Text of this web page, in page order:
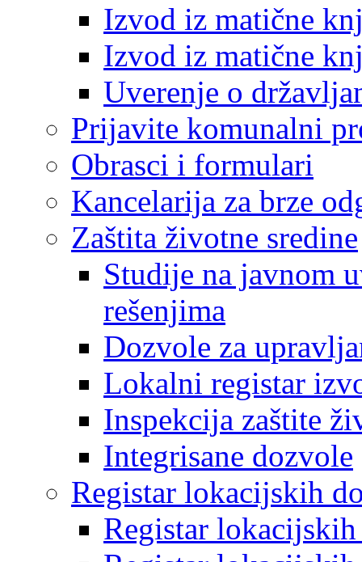
Izvod iz matične
Izvod iz matične
Uverenje o
Prijavite komunalni
Obrasci i formulari
Kancelarija za brze
Zaštita životne sredine
Studije na javnom
rešenjima
Dozvole za
Lokalni registar
Inspekcija zaštite
Integrisane dozvole
Registar lokacijskih
Registar